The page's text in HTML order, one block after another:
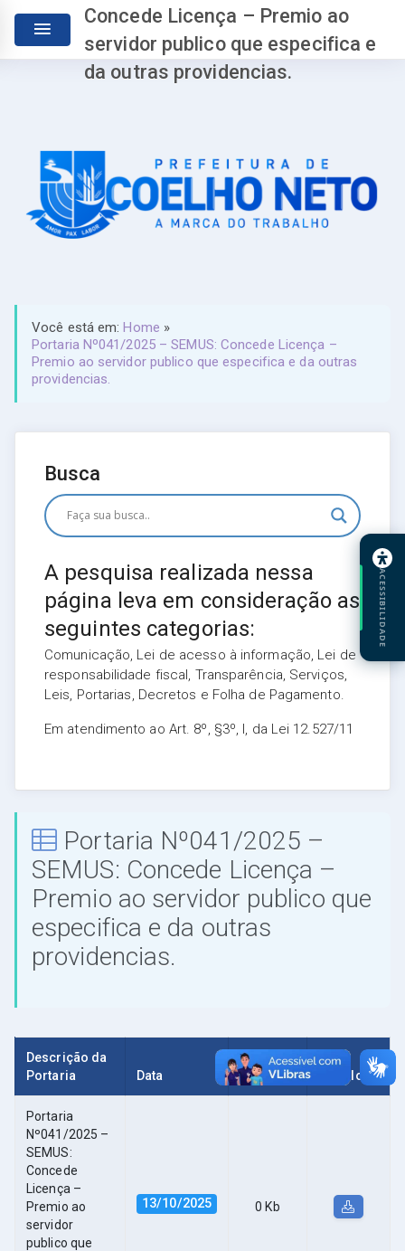
Concede Licença – Premio ao
servidor publico que especifica e
da outras providencias.
Você está em:Home »
Portaria Nº041/2025 – SEMUS: Concede Licença –
Premio ao servidor publico que especifica e da outras
providencias.
Busca
A pesquisa realizada nessa
página leva em consideração as
seguintes categorias:
Comunicação, Lei de acesso à informação, Lei de
responsabilidade fiscal, Transparência, Serviços,
Leis, Portarias, Decretos e Folha de Pagamento.
Em atendimento ao Art. 8º, §3º, I, da Lei 12.527/11
Portaria Nº041/2025 –
SEMUS: Concede Licença –
Premio ao servidor publico que
especifica e da outras
providencias.
Descrição da
Portaria
Data Tamanho Download
Portaria
Nº041/2025 –
SEMUS:
Concede
Licença –
Premio ao
servidor
publico que
13/10/2025 0 Kb
ACESSIBILIDADE